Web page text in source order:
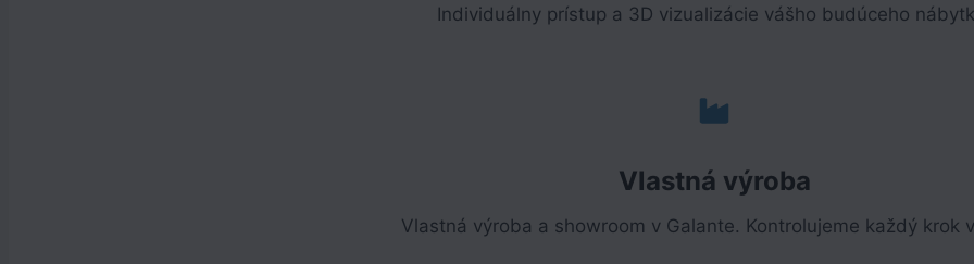
Individuálny prístup a 3D vizualizácie vášho budúceho
Vlastná výroba
Vlastná výroba a showroom v Galante. Kontrolujeme každý krok